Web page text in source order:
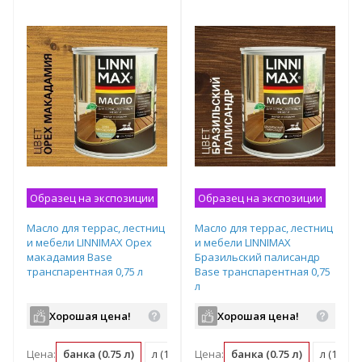
Образец на экспозиции
Масло для террас, лестниц
и мебели LINNIMAX Орех
макадамия Base
транспарентная 0,75 л
Хорошая цена!
Цена: банка (0.75 л) л (1.33 банка) м2 (0.13 банка)
Образец на экспозиции
Масло для террас, лестниц
и мебели LINNIMAX
Бразильский палисандр
Base транспарентная 0,75
л
Хорошая цена!
Цена: банка (0.75 л) л (1.33